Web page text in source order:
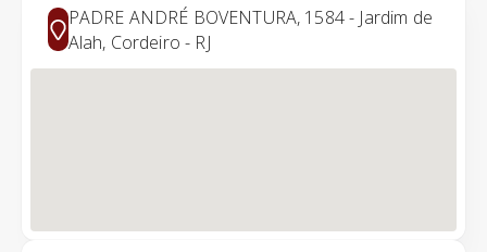
PADRE ANDRÉ BOVENTURA, 1584 - Jardim de
Alah, Cordeiro - RJ